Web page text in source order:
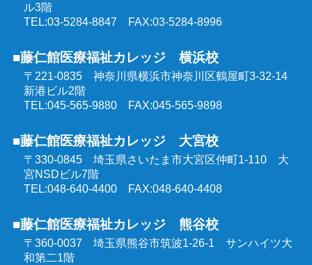
同行援護従業者養成研修
喀痰吸引等研修
医療的ケア教員講習会
埼玉県委託 公共職業訓練
群馬県委託 公共職業訓練
東京都委託 公共職業訓練
介護福祉士受験対策講座（オンラインコース）
ケアマネジャー受験対策講座（オンラインコース）
社会福祉士受験対策講座（オンラインコース）
精神保健福祉士受験対策講座（オンラインコース）
ル3階
TEL:03-5284-8847 FAX:03-5284-8996
■藤仁館医療福祉カレッジ 横浜校
〒221-0835 神奈川県横浜市神奈川区鶴屋町3-32-14
新港ビル2階
TEL:045-565-9880 FAX:045-565-9898
■藤仁館医療福祉カレッジ 大宮校
〒330-0845 埼玉県さいたま市大宮区仲町1-110 大
宮NSDビル7階
TEL:048-640-4400 FAX:048-640-4408
■藤仁館医療福祉カレッジ 熊谷校
〒360-0037 埼玉県熊谷市筑波1-26-1 サンハイツ大
和第二1階